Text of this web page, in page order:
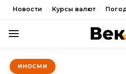
Новости Курсы валют
ПОЛИТИКА
ИНОСМИ